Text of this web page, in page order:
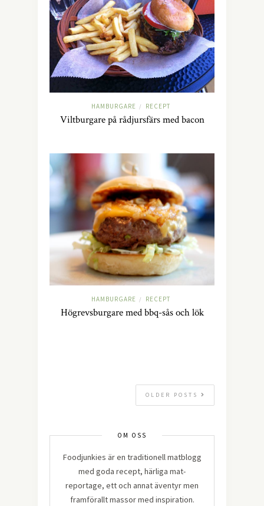
HAMBURGARE / RECEPT
Viltburgare på rådjursfärs med bacon
HAMBURGARE / RECEPT
Högrevsburgare med bbq-sås och lök
OLDER POSTS
OM OSS
Foodjunkies är en traditionell matblogg
med goda recept, härliga mat-
reportage, ett och annat äventyr men
framförallt massor med inspiration.